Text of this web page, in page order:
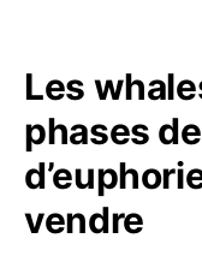
Les
phases
vendre